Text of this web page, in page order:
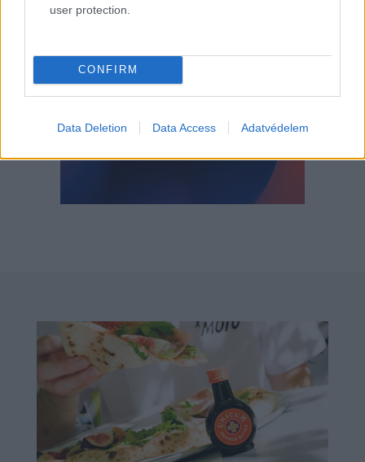
user protection.
CONFIRM
Data Deletion Data Access Adatvédelem